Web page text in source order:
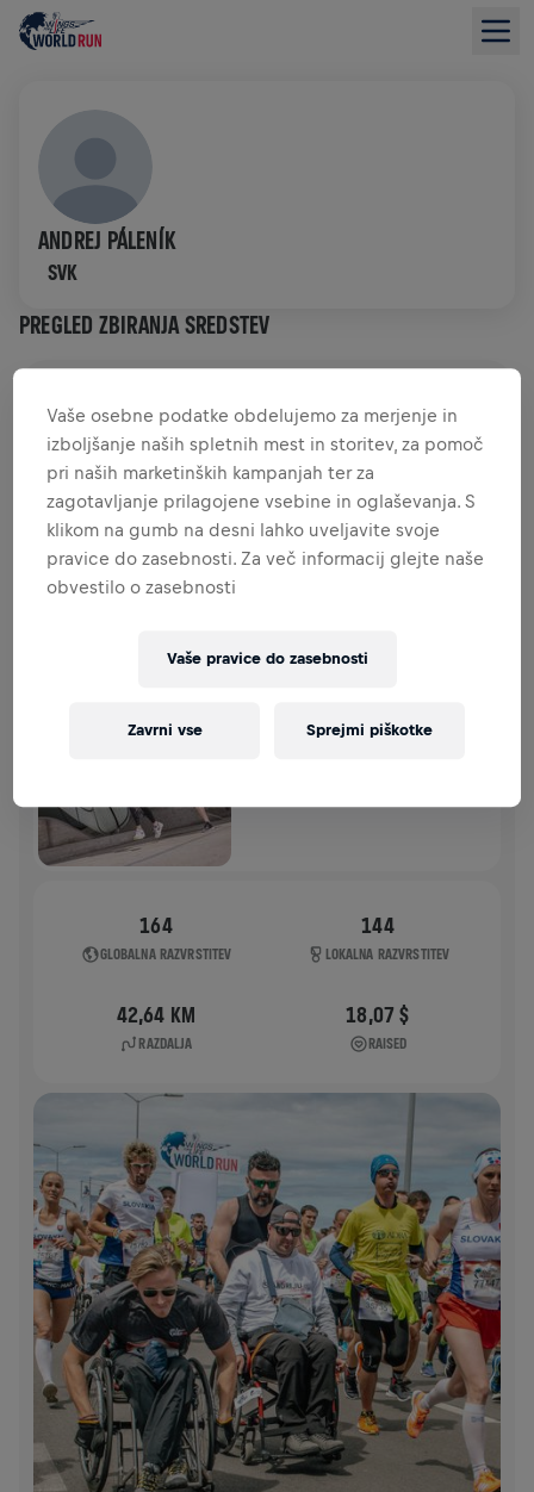
ANDREJ PÁLENÍK
SVK
PREGLED ZBIRANJA SREDSTEV
ZBRANA SREDSTVA DONIRAJTE
Donirajte in naredite razliko! 100 odstotkov vaše
donacije je namenjenih raziskavam hrbtenjače.
ZGODOVINA
WINGS FOR LIFE WORLD RUN
164
GLOBALNA RAZVRSTITEV
144
LOKALNA RAZVRSTITEV
42,64 KM
RAZDALJA
18,07 $
RAISED
Vaše osebne podatke obdelujemo za merjenje in
izboljšanje naših spletnih mest in storitev, za pomoč
pri naših marketinških kampanjah ter za
zagotavljanje prilagojene vsebine in oglaševanja. S
klikom na gumb na desni lahko uveljavite svoje
pravice do zasebnosti. Za več informacij glejte naše
obvestilo o zasebnosti
Vaše pravice do zasebnosti
Zavrni vse Sprejmi piškotke